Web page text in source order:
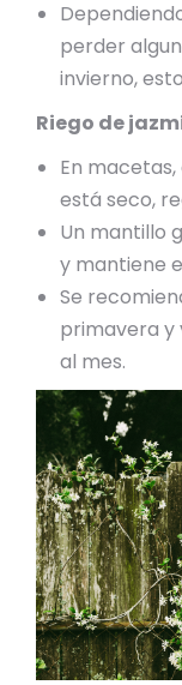
perder
invierno,
Riego de
En
está seco,
Un mantillo
y mantiene
Se
primavera y
al mes.